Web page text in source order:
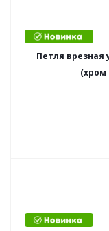
Петля врезная
(хром